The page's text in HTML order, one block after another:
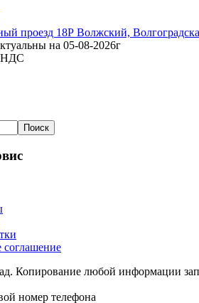
проезд 18Р Волжский,
на 05-08-2026г
НДС
Поиск
соглашение
Копирование любой информации
номер телефона